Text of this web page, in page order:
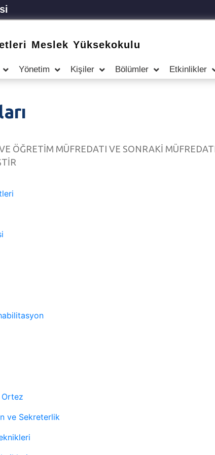
Meslek Yüksekokulu
Yönetim Kişiler Bölümler Etkinlikler
ÖĞRETİM MÜFREDATI VE SONRAKİ
ve Sekreterlik